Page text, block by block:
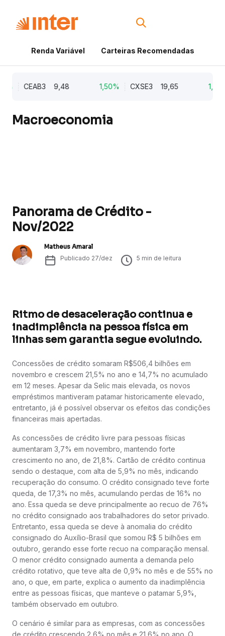
Renda Variável Carteiras Recomendadas
CEAB3 9,48 1,50% CXSE3 19,65 1,03%
Macroeconomia
Panorama de Crédito -
Nov/2022
Matheus Amaral
Publicado 27/dez 5 min de leitura
Ritmo de desaceleração continua e
inadimplência na pessoa física em
linhas sem garantia segue evoluindo.
Concessões de crédito somaram R$506,4 bilhões em
novembro e crescem 21,5% no ano e 14,7% no acumulado
em 12 meses. Apesar da Selic mais elevada, os novos
empréstimos mantiveram patamar historicamente elevado,
entretanto, já é possível observar os efeitos das condições
financeiras mais apertadas.
As concessões de crédito livre para pessoas físicas
aumentaram 3,7% em novembro, mantendo forte
crescimento no ano, de 21,8%. Cartão de crédito continua
sendo o destaque, com alta de 5,9% no mês, indicando
recuperação do consumo. O crédito consignado teve forte
queda, de 17,3% no mês, acumulando perdas de 16% no
ano. Essa queda se deve principalmente ao recuo de 76%
no crédito consignado aos trabalhadores do setor privado.
Entretanto, essa queda se deve à anomalia do crédito
consignado do Auxílio-Brasil que somou R$ 5 bilhões em
outubro, gerando esse forte recuo na comparação mensal.
O menor crédito consignado aumenta a demanda pelo
crédito rotativo, que teve alta de 0,9% no mês e de 55% no
ano, o que, em parte, explica o aumento da inadimplência
entre as pessoas físicas, que manteve o patamar 5,9%,
também observado em outubro.
O cenário é similar para as empresas, com as concessões